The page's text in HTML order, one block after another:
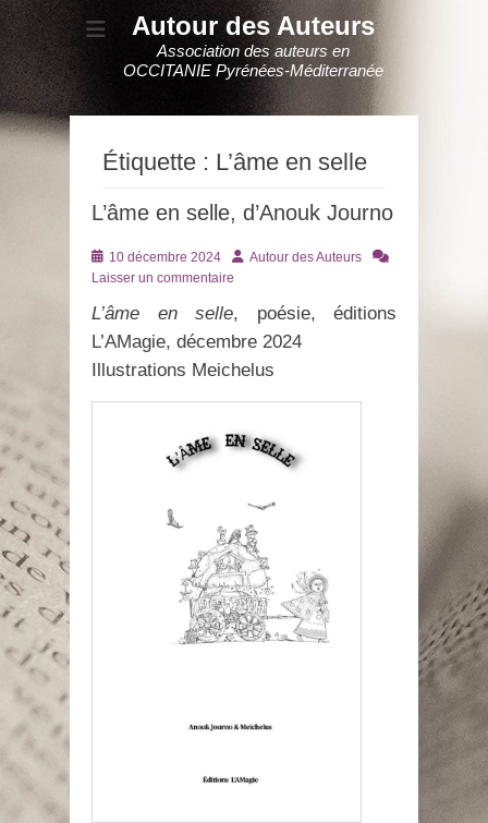
Autour des Auteurs
Association des auteurs en
OCCITANIE Pyrénées-Méditerranée
Étiquette : L’âme en selle
L’âme en selle, d’Anouk Journo
Posté
le
10 décembre 2024 AuteurAutour des Auteurs
Laisser un commentaire
L’âme en selle, poésie, éditions
L’AMagie, décembre 2024
Illustrations Meichelus